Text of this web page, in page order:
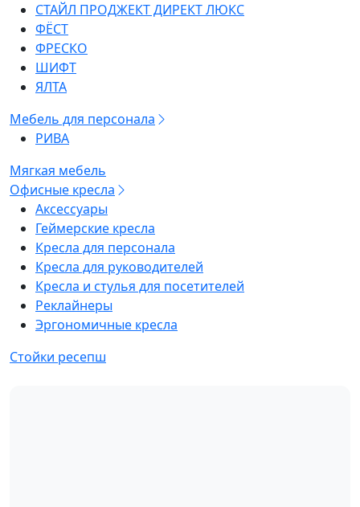
СТАЙЛ ПРОДЖЕКТ ДИРЕКТ ЛЮКС
ФЁСТ
ФРЕСКО
ШИФТ
ЯЛТА
Мебель для персонала
РИВА
Мягкая мебель
Офисные кресла
Аксессуары
Геймерские кресла
Кресла для персонала
Кресла для руководителей
Кресла и стулья для посетителей
Реклайнеры
Эргономичные кресла
Стойки ресепш